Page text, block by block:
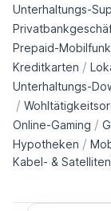
Unterhaltungs-
Prepaid-Mobilfunk
Kreditkarten /
Unterhaltungs-
/
Online-Gaming /
Hypotheken /
Kabel- &